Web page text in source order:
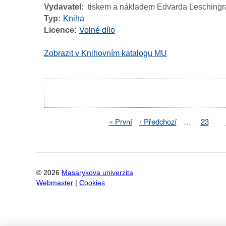
Vydavatel
tiskem a nákladem Edvarda
Typ
Kniha
Licence Volné dílo
Zobrazit v Knihovním katalogu MU
First
« První
Previous
‹ Předchozí … Page
23
© 2026 Masarykova univerzita
Webmaster
Cookies